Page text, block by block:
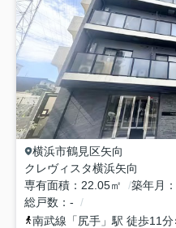
横浜市鶴見区矢向
クレヴィスタ横浜矢向
専有面積
22.05㎡ 築年月
総戸数
-
南武線 「尻手 」駅 徒歩11分